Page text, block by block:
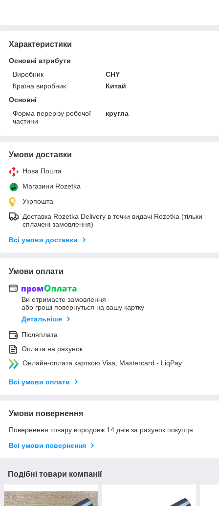
Характеристики
Основні атрибути
Виробник
CHY
Країна виробник
Китай
Основні
Форма перерізу робочої
частини
кругла
Умови доставки
Нова Пошта
Магазини Rozetka
Укрпошта
Доставка Rozetka Delivery в точки видачі Rozetka (тільки
сплачені замовлення)
Всі умови доставки
Умови оплати
Ви отримаєте замовлення
або гроші повернуться на вашу картку
Детальніше
Післяплата
Оплата на рахунок
Онлайн-оплата карткою Visa, Mastercard - LiqPay
Всі умови оплати
Умови повернення
Повернення товару впродовж 14 днів за рахунок покупця
Всі умови повернення
Подібні товари компанії